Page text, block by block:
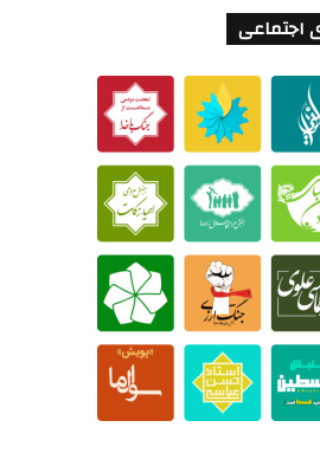
اجتماعی